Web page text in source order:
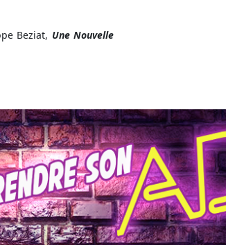
Beziat, Une Nouvelle